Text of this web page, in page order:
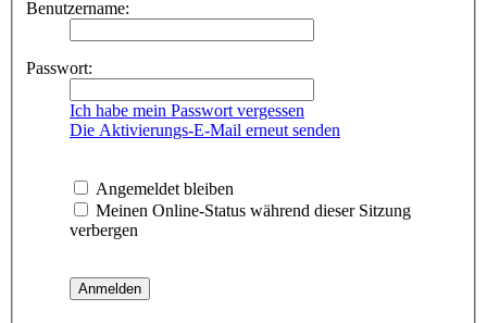
Benutzername:
Passwort:
Ich habe mein Passwort vergessen
Die Aktivierungs-E-Mail erneut senden
Angemeldet bleiben
Meinen Online-Status während dieser Sitzung
verbergen